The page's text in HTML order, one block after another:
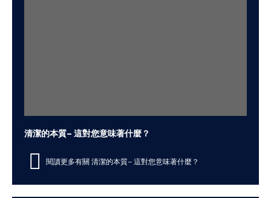
清潔的本質– 這對您意味著什麼？
閱讀更多有關 清潔的本質– 這對您意味著什麼？